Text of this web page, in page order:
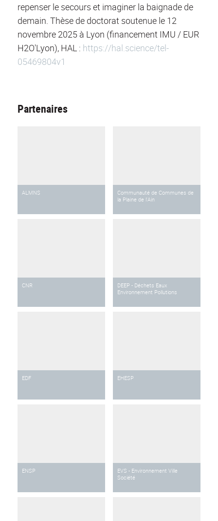
repenser le secours et imaginer la baignade de
demain. Thèse de doctorat soutenue le 12
novembre 2025 à Lyon (financement IMU / EUR
H2O'Lyon), HAL : https://hal.science/tel-
05469804v1
Partenaires
ALMNS
Communauté de Communes de
la Plaine de l'Ain
CNR
DEEP - Déchets Eaux
Environnement Pollutions
EDF EHESP
ENSP
EVS - Environnement Ville
Société